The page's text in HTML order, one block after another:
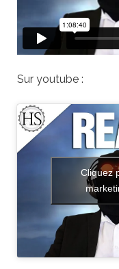
Sur youtube :
Cliquez